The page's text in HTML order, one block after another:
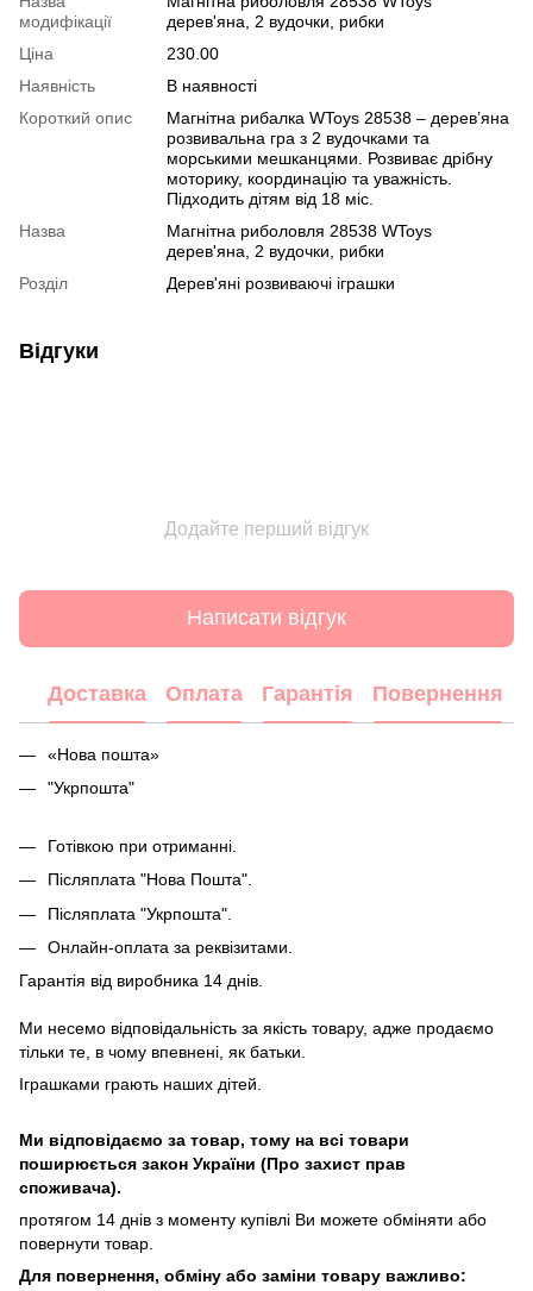
модифікації
дерев'яна, 2 вудочки, рибки
Ціна
230.00
Наявність
В наявності
Короткий опис
Магнітна рибалка WToys 28538 – дерев’яна
розвивальна гра з 2 вудочками та
морськими мешканцями. Розвиває дрібну
моторику, координацію та уважність.
Підходить дітям від 18 міс.
Назва
Магнітна риболовля 28538 WToys
дерев'яна, 2 вудочки, рибки
Розділ
Дерев'яні розвиваючі іграшки
Відгуки
Додайте перший відгук
Написати відгук
Доставка Оплата Гарантія Повернення
«Нова пошта»
"Укрпошта"
Готівкою при отриманні.
Післяплата "Нова Пошта".
Післяплата "Укрпошта".
Онлайн-оплата за реквізитами.
Гарантія від виробника 14 днів.
Ми несемо відповідальність за якість товару, адже продаємо
тільки те, в чому впевнені, як батьки.
Іграшками грають наших дітей.
Ми відповідаємо за товар, тому на всі товари
поширюється закон України (Про захист прав
споживача).
протягом 14 днів з моменту купівлі Ви можете обміняти або
повернути товар.
Для повернення, обміну або заміни товару важливо: